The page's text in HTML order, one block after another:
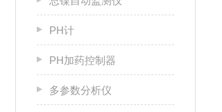
PH计
PH加药控制器
多参数分析仪